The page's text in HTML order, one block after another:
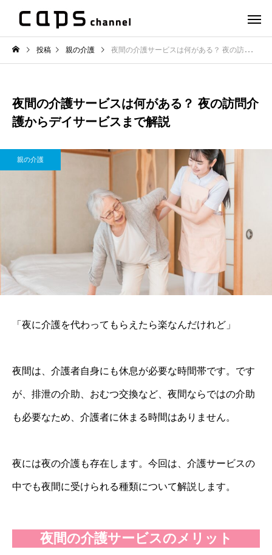
投稿 親の介護 夜間の介護サービスは何がある？ 夜の訪問介護からデイサービスまで解説
夜間の介護サービスは何がある？ 夜の訪問介
護からデイサービスまで解説
親の介護
「夜に介護を代わってもらえたら楽なんだけれど」
夜間は、介護者自身にも休息が必要な時間帯です。です
が、排泄の介助、おむつ交換など、夜間ならではの介助
も必要なため、介護者に休まる時間はありません。
夜には夜の介護も存在します。今回は、介護サービスの
中でも夜間に受けられる種類について解説します。
夜間の介護サービスのメリット